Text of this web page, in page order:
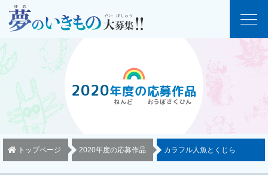
2020年度の応募作品
トップページ 2020年度の応募作品 カラフル人魚とくじら